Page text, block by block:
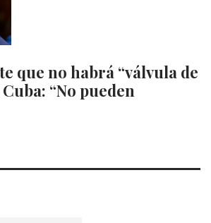
que no habrá “válvula de
“No pueden